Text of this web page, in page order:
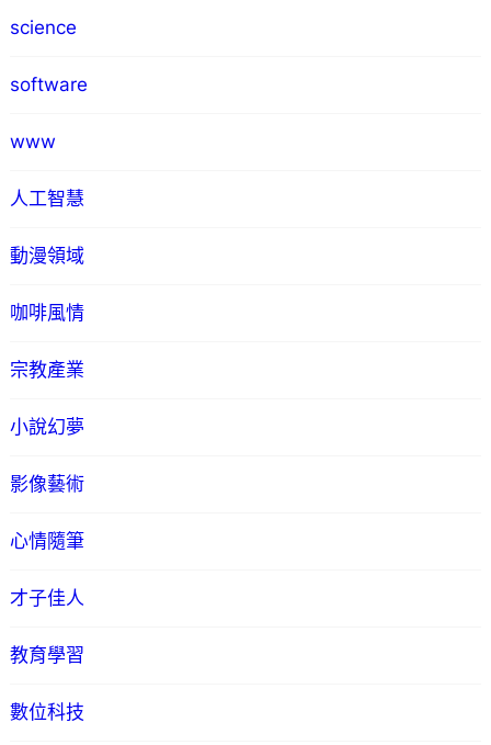
science
software
www
人工智慧
動漫領域
咖啡風情
宗教產業
小說幻夢
影像藝術
心情隨筆
才子佳人
教育學習
數位科技